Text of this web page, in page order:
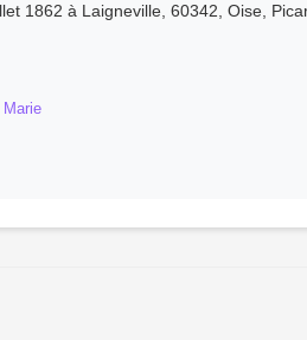
1862 à Laigneville, 60342, Oise,
Marie